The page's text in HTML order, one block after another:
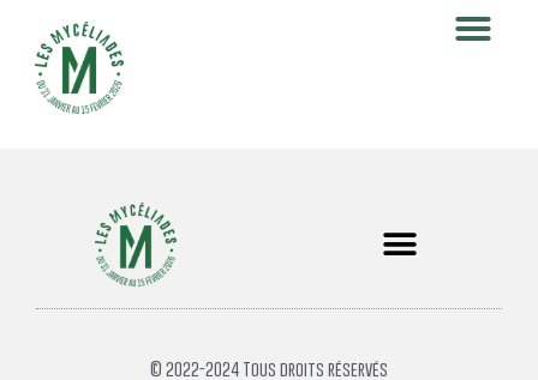
© 2022-2024 Tous droits réservés